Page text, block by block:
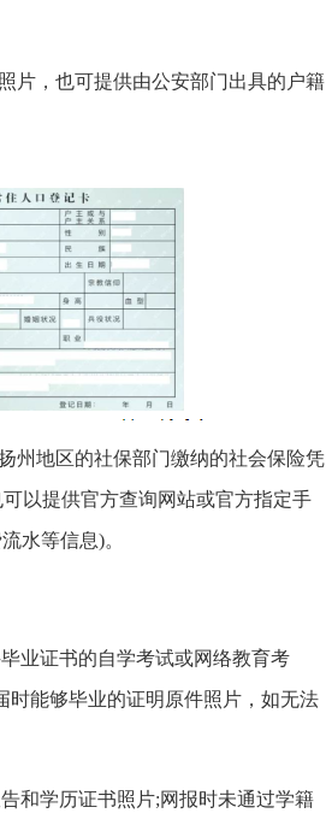
片，也可提供由公安部门出具的户籍
州地区的社保部门缴纳的社会保险凭
以提供官方查询网站或官方指定手
水等信息)。
业证书的自学考试或网络教育考
时能够毕业的证明原件照片，如无法
和学历证书照片;网报时未通过学籍